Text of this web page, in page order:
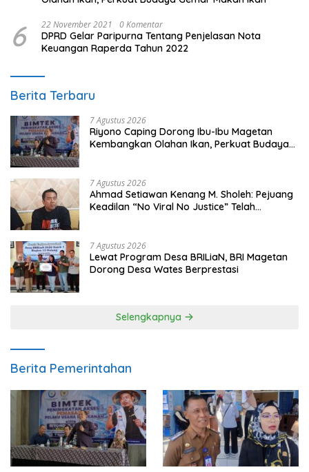
6 22 November 2021 0 Komentar
DPRD Gelar Paripurna Tentang Penjelasan Nota
Keuangan Raperda Tahun 2022
Berita Terbaru
7 Agustus 2026
Riyono Caping Dorong Ibu-Ibu Magetan
Kembangkan Olahan Ikan, Perkuat Budaya
7 Agustus 2026
Ahmad Setiawan Kenang M. Sholeh: Pejuang
Keadilan “No Viral No Justice” Telah
7 Agustus 2026
Lewat Program Desa BRILiaN, BRI Magetan
Dorong Desa Wates Berprestasi
Selengkapnya
Berita Pemerintahan